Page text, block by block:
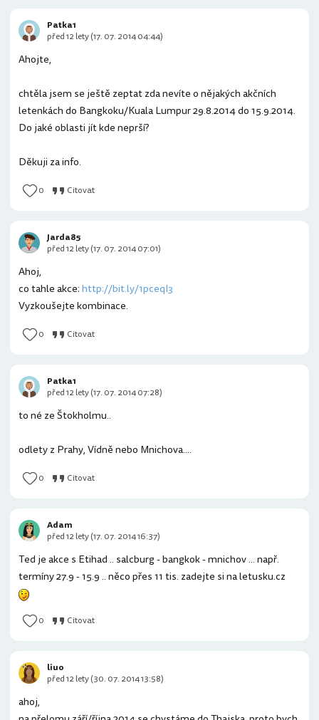
Ahojte,
chtěla jsem se ještě zeptat zda nevíte o nějakých akčních
letenkách do Bangkoku/Kuala Lumpur 29.8.2014 do 15.9.2014.
Do jaké oblasti jít kde neprší?
Děkuji za info.
0 Citovat
Patka1
před 12 lety (17. 07. 2014 04:44)
Ahoj,
co tahle akce:http://bit.ly/1pceqI3
Vyzkoušejte kombinace.
0 Citovat
Jarda85
před 12 lety (17. 07. 2014 07:01)
to né ze Štokholmu..
odlety z Prahy, Vídně nebo Mnichova....
0 Citovat
Patka1
před 12 lety (17. 07. 2014 07:28)
Ted je akce s Etihad .. salcburg - bangkok - mnichov ... např.
termíny 27.9 - 15.9 .. něco přes 11 tis. zadejte si na letusku.cz
0 Citovat
Adam
před 12 lety (17. 07. 2014 16:37)
ahoj,
liuo
před 12 lety (30. 07. 2014 13:58)